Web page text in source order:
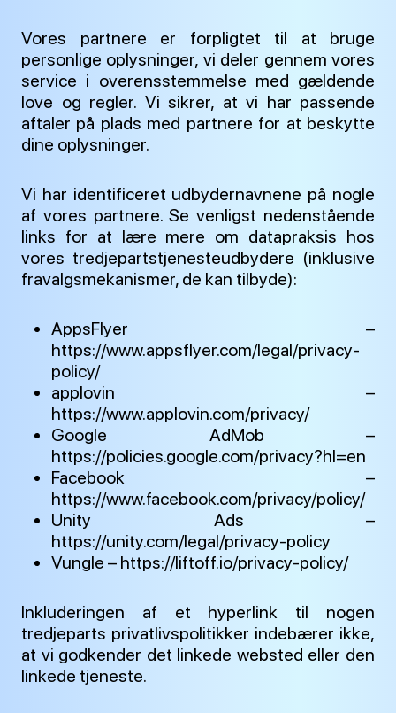
Vores partnere er forpligtet til at bruge
personlige oplysninger, vi deler gennem vores
service i overensstemmelse med gældende
love og regler. Vi sikrer, at vi har passende
aftaler på plads med partnere for at beskytte
dine oplysninger.
Vi har identificeret udbydernavnene på nogle
af vores partnere. Se venligst nedenstående
links for at lære mere om datapraksis hos
vores tredjepartstjenesteudbydere (inklusive
fravalgsmekanismer, de kan tilbyde):
AppsFlyer –
https://www.appsflyer.com/legal/privacy-
policy/
applovin –
https://www.applovin.com/privacy/
Google AdMob –
https://policies.google.com/privacy?hl=en
Facebook –
https://www.facebook.com/privacy/policy/
Unity Ads –
https://unity.com/legal/privacy-policy
Vungle – https://liftoff.io/privacy-policy/
Inkluderingen af et hyperlink til nogen
tredjeparts privatlivspolitikker indebærer ikke,
at vi godkender det linkede websted eller den
linkede tjeneste.